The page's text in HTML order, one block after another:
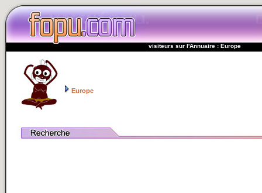
visiteurs sur l'Annuaire : Europe
Europe